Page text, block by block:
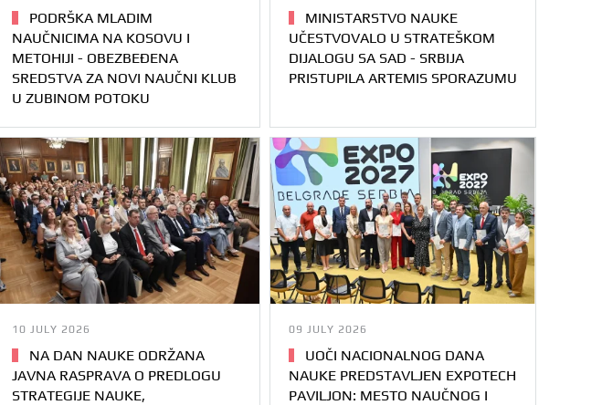
PODRŠKA MLADIM
NAUČNICIMA NA KOSOVU I
METOHIJI - OBEZBEĐENA
SREDSTVA ZA NOVI NAUČNI KLUB
U ZUBINOM POTOKU
MINISTARSTVO NAUKE
UČESTVOVALO U STRATEŠKOM
DIJALOGU SA SAD - SRBIJA
PRISTUPILA ARTEMIS SPORAZUMU
10 JULY 2026
NA DAN NAUKE ODRŽANA
JAVNA RASPRAVA O PREDLOGU
STRATEGIJE NAUKE,
09 JULY 2026
UOČI NACIONALNOG DANA
NAUKE PREDSTAVLJEN EXPOTECH
PAVILJON: MESTO NAUČNOG I